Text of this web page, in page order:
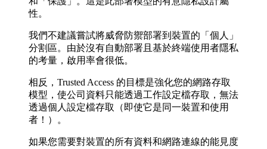
性。
我們不建議嘗試將威脅防禦部署到裝置的「個人」
分割區。由於沒有自動部署且基於終端使用者隱私
的考量，啟用率會很低。
相反，Trusted Access 的目標是強化您的網路存取
模型，使公司資料只能透過工作設定檔存取，無法
透過個人設定檔存取（即使它是同一裝置和使用
者！）。
如果您需要對裝置的所有資料和網路連線的能見度